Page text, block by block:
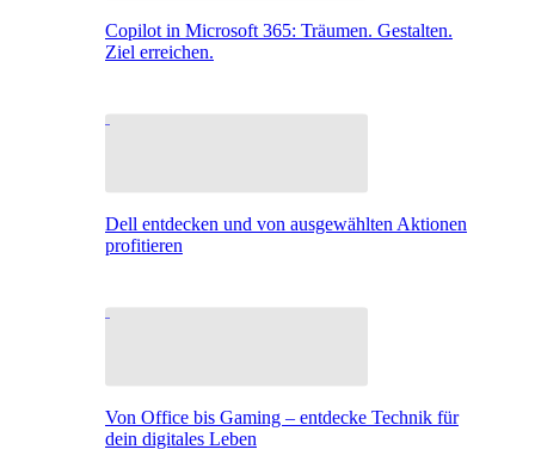
Copilot in Microsoft 365: Träumen. Gestalten.
Ziel erreichen.
Dell entdecken und von ausgewählten Aktionen
profitieren
Von Office bis Gaming – entdecke Technik für
dein digitales Leben